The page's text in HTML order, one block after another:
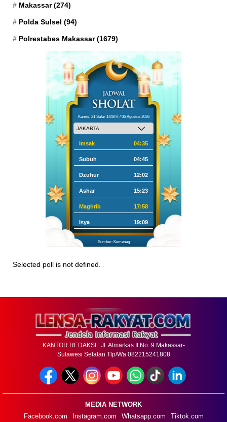
Makassar(274)
Polda Sulsel (94)
Polrestabes Makassar(1679)
Kamis, 21 Safar 1448 H / 06 Agustus 2026
Imsak 04:35
Subuh 04:45
Dzuhur 12:02
Ashar 15:23
Maghrib 17:58
Isya 19:09
Sumber: Kemenag
Selected poll is not defined.
KANTOR REDAKSI : Jl. Almarkas II No. 9 Makassar-
Sulawesi Selatan Tlp/Wa 082215241808
MEDIA NETWORK
Facebook.com
Instagram.com Whatsapp.com Tiktok.com